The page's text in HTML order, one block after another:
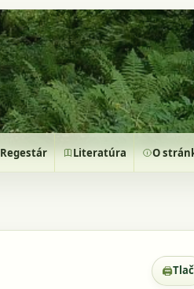
Regestár Literatúra O
🖨Tlač